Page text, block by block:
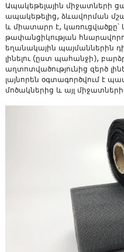
Ապակեթելային միջատների
ապակեթելից, ձևավորման
և միատարր է, կառուցվածքը՝
թափանցիկության
եղանակային պայմաններին
լինելու (ըստ պահանջի),
աղտոտվածությունից զերծ
լայնորեն օգտագործվում է
մոծակներից և այլ